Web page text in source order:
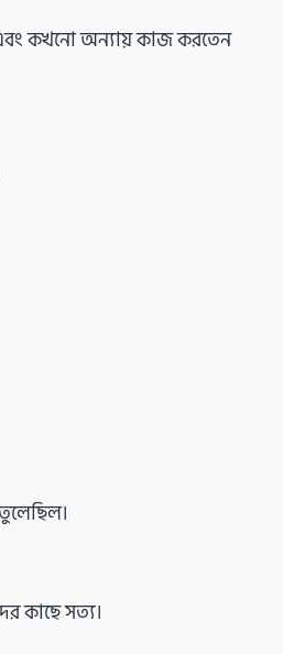
কখনো অন্যায় কাজ করতেন
কাছে সত্য।